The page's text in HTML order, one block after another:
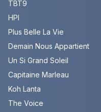
TBT9
HPI
Plus Belle La Vie
Demain Nous Appartient
Un Si Grand Soleil
Capitaine Marleau
Koh Lanta
The Voice